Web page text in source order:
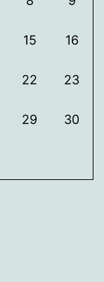
15 16
22 23
29 30